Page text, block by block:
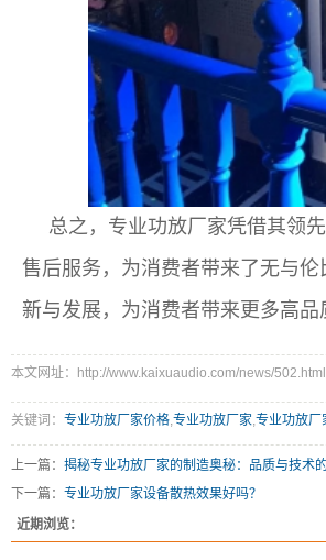
总之，专业功放厂家凭借其领
售后服务，为消费者带来了无与
新与发展，为消费者带来更多高品
本文网址：http://www.kaixuaudio.com/news/502.html
关键词： 专业功放厂家价格,专业功放厂家,专业功放厂
上一篇： 揭秘专业功放厂家的制造奥秘：品质与技术
下一篇： 专业功放厂家设备散热效果好吗？
近期浏览：